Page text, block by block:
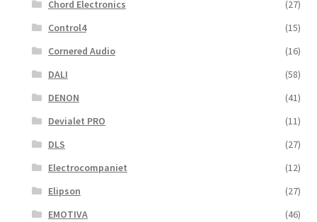
Chord Electronics
(27)
Control4
(15)
Cornered Audio
(16)
DALI
(58)
DENON
(41)
Devialet PRO
(11)
DLS
(27)
Electrocompaniet
(12)
Elipson
(27)
EMOTIVA
(46)